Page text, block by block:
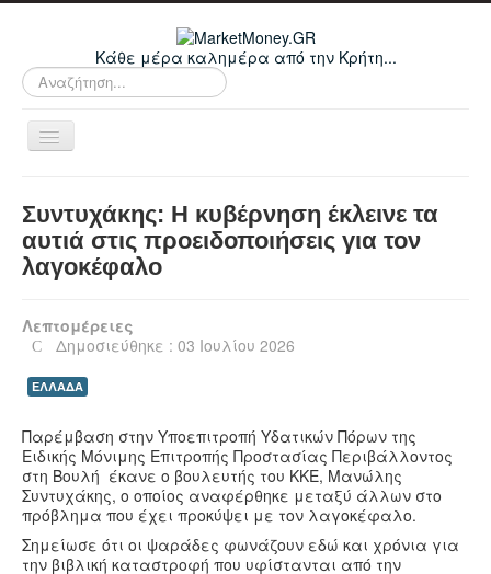
Κάθε μέρα καλημέρα από την Κρήτη...
Αναζήτηση...
Εναλλαγή
Οικονομικά
Κρήτη
Ε.Ε.
Κόσμος
Τεχνολογία
Υγεία
Πολιτισμός
Αθλητικά
Συντυχάκης: Η κυβέρνηση έκλεινε τα
αυτιά στις προειδοποιήσεις για τον
λαγοκέφαλο
Λεπτομέρειες
Δημοσιεύθηκε : 03 Ιουλίου 2026
ΕΛΛΑΔΑ
Παρέμβαση στην Υποεπιτροπή Υδατικών Πόρων της
Ειδικής Μόνιμης Επιτροπής Προστασίας Περιβάλλοντος
στη Βουλή έκανε ο βουλευτής του ΚΚΕ, Μανώλης
Συντυχάκης, ο οποίος αναφέρθηκε μεταξύ άλλων στο
πρόβλημα που έχει προκύψει με τον λαγοκέφαλο.
Σημείωσε ότι οι ψαράδες φωνάζουν εδώ και χρόνια για
την βιβλική καταστροφή που υφίστανται από την